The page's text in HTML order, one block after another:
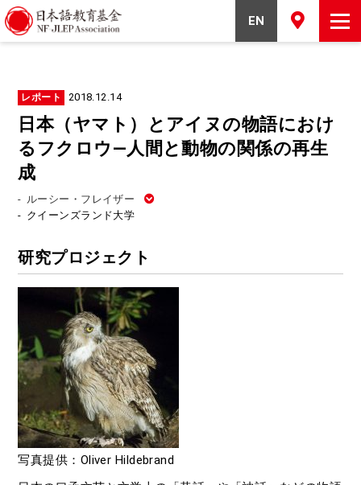
EN
レポート 2018.12.14
日本（ヤマト）とアイヌの物語におけ
るフクロウ―人間と動物の関係の再生
成
- ルーシー・フレイザー
- クイーンズランド大学
研究プロジェクト
写真提供：Oliver Hildebrand